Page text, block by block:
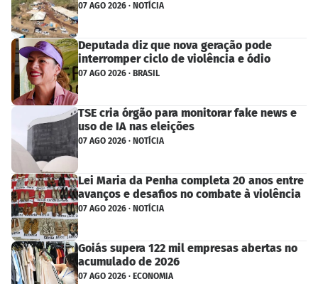
07 AGO 2026 · NOTÍCIA
Deputada diz que nova geração pode
interromper ciclo de violência e ódio
07 AGO 2026 · BRASIL
TSE cria órgão para monitorar fake news e
uso de IA nas eleições
07 AGO 2026 · NOTÍCIA
Lei Maria da Penha completa 20 anos entre
avanços e desafios no combate à violência
07 AGO 2026 · NOTÍCIA
Goiás supera 122 mil empresas abertas no
acumulado de 2026
07 AGO 2026 · ECONOMIA